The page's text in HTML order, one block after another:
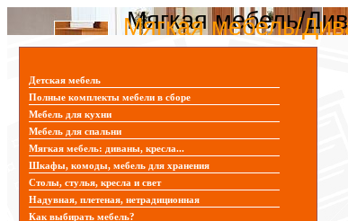
Мягкая мебель/
Мягкая мебель/
Детская мебель
Полные комплекты мебели в сборе
Мебель для кухни
Мебель для спальни
Мягкая мебель: диваны, кресла...
Шкафы, комоды, мебель для хранения
Столы, стулья, кресла и свет
Надувная, плетеная, нетрадиционная
Как выбирать мебель?